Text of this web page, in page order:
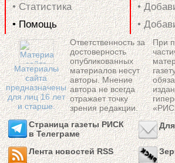
• Статистика
• Помощь
•
•
Материалы
сайта
предназначены
для лиц 16 лет
и старше.
Ответственность за
достоверность
опубликованных
материалов несут
авторы. Мнение
автора не всегда
отражает точку
зрения редакции.
При
Страница газеты РИСК
в Телеграме
Лента новостей RSS